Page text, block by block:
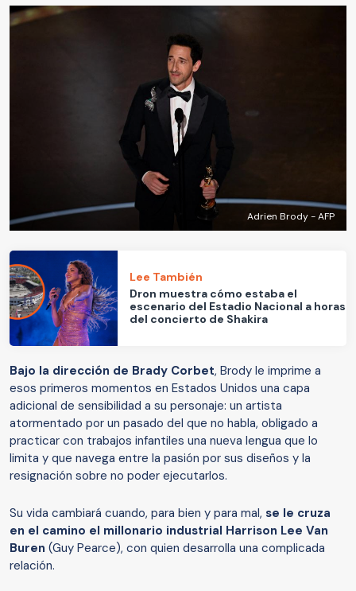
Adrien Brody - AFP
Lee También
Dron muestra cómo estaba el
escenario del Estadio Nacional a horas
del concierto de Shakira
Bajo la dirección de Brady Corbet, Brody le imprime a
esos primeros momentos en Estados Unidos una capa
adicional de sensibilidad a su personaje: un artista
atormentado por un pasado del que no habla, obligado a
practicar con trabajos infantiles una nueva lengua que lo
limita y que navega entre la pasión por sus diseños y la
resignación sobre no poder ejecutarlos.
Su vida cambiará cuando, para bien y para mal, se le cruza
en el camino el millonario industrial Harrison Lee Van
Buren (Guy Pearce), con quien desarrolla una complicada
relación.